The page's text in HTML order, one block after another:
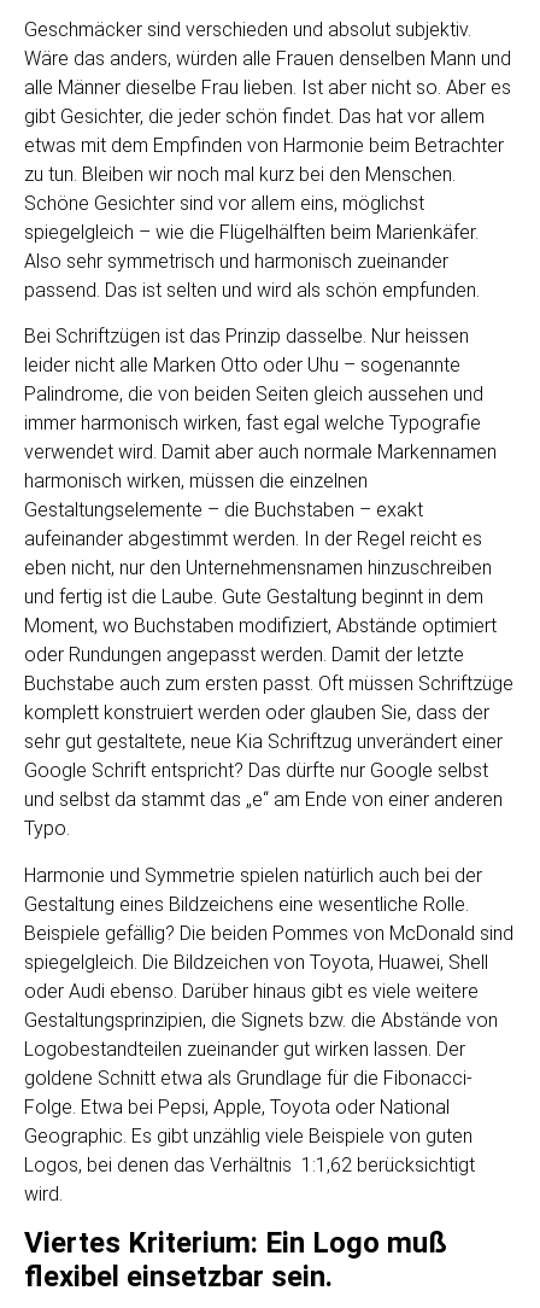
Geschmäcker sind verschieden und absolut subjektiv.
Wäre das anders, würden alle Frauen denselben Mann und
alle Männer dieselbe Frau lieben. Ist aber nicht so. Aber es
gibt Gesichter, die jeder schön findet. Das hat vor allem
etwas mit dem Empfinden von Harmonie beim Betrachter
zu tun. Bleiben wir noch mal kurz bei den Menschen.
Schöne Gesichter sind vor allem eins, möglichst
spiegelgleich – wie die Flügelhälften beim Marienkäfer.
Also sehr symmetrisch und harmonisch zueinander
passend. Das ist selten und wird als schön empfunden.
Bei Schriftzügen ist das Prinzip dasselbe. Nur heissen
leider nicht alle Marken Otto oder Uhu – sogenannte
Palindrome, die von beiden Seiten gleich aussehen und
immer harmonisch wirken, fast egal welche Typografie
verwendet wird. Damit aber auch normale Markennamen
harmonisch wirken, müssen die einzelnen
Gestaltungselemente – die Buchstaben – exakt
aufeinander abgestimmt werden. In der Regel reicht es
eben nicht, nur den Unternehmensnamen hinzuschreiben
und fertig ist die Laube. Gute Gestaltung beginnt in dem
Moment, wo Buchstaben modifiziert, Abstände optimiert
oder Rundungen angepasst werden. Damit der letzte
Buchstabe auch zum ersten passt. Oft müssen Schriftzüge
komplett konstruiert werden oder glauben Sie, dass der
sehr gut gestaltete, neue Kia Schriftzug unverändert einer
Google Schrift entspricht? Das dürfte nur Google selbst
und selbst da stammt das „e“ am Ende von einer anderen
Typo.
Harmonie und Symmetrie spielen natürlich auch bei der
Gestaltung eines Bildzeichens eine wesentliche Rolle.
Beispiele gefällig? Die beiden Pommes von McDonald sind
spiegelgleich. Die Bildzeichen von Toyota, Huawei, Shell
oder Audi ebenso. Darüber hinaus gibt es viele weitere
Gestaltungsprinzipien, die Signets bzw. die Abstände von
Logobestandteilen zueinander gut wirken lassen. Der
goldene Schnitt etwa als Grundlage für die Fibonacci-
Folge. Etwa bei Pepsi, Apple, Toyota oder National
Geographic. Es gibt unzählig viele Beispiele von guten
Logos, bei denen das Verhältnis 1:1,62 berücksichtigt
wird.
Viertes Kriterium: Ein Logo muß
flexibel einsetzbar sein.